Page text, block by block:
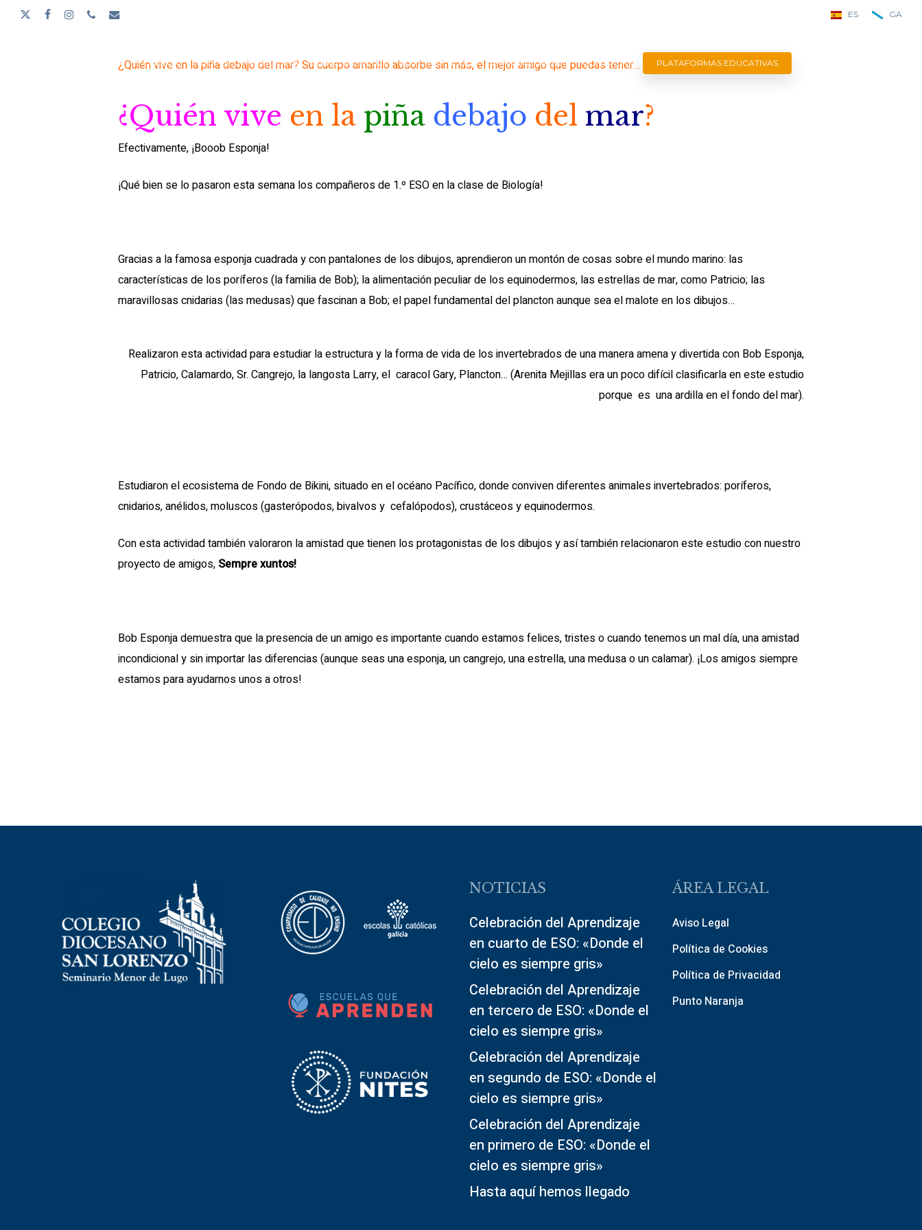
X-
FACEBOOKINSTAGRAM
PHONEEMAIL
ES GA
EL COLEGIO PROPUESTA EDUCATIVA CURSO 2026-2027 NOTICIAS Y BLOGS SEMINARIO MENOR CONTACTO PLATAFORMAS EDUCATIVAS
¿Quién vive en la piña debajo del mar? Su cuerpo amarillo absorbe sin más, el mejor amigo que puedas tener…
¿Quién vive en la piña debajo del mar?
Efectivamente, ¡Booob Esponja!
¡Qué bien se lo pasaron esta semana los compañeros de 1.º ESO en la clase de Biología!
Gracias a la famosa esponja cuadrada y con pantalones de los dibujos, aprendieron un montón de cosas sobre el mundo marino: las
características de los poríferos (la familia de Bob); la alimentación peculiar de los equinodermos, las estrellas de mar, como Patricio; las
maravillosas cnidarias (las medusas) que fascinan a Bob; el papel fundamental del plancton aunque sea el malote en los dibujos…
Realizaron esta actividad para estudiar la estructura y la forma de vida de los invertebrados de una manera amena y divertida con Bob Esponja,
Patricio, Calamardo, Sr. Cangrejo, la langosta Larry, el caracol Gary, Plancton… (Arenita Mejillas era un poco difícil clasificarla en este estudio
porque es una ardilla en el fondo del mar).
Estudiaron el ecosistema de Fondo de Bikini, situado en el océano Pacífico, donde conviven diferentes animales invertebrados: poríferos,
cnidarios, anélidos, moluscos (gasterópodos, bivalvos y cefalópodos), crustáceos y equinodermos.
Con esta actividad también valoraron la amistad que tienen los protagonistas de los dibujos y así también relacionaron este estudio con nuestro
proyecto de amigos, Sempre xuntos!
Bob Esponja demuestra que la presencia de un amigo es importante cuando estamos felices, tristes o cuando tenemos un mal día, una amistad
incondicional y sin importar las diferencias (aunque seas una esponja, un cangrejo, una estrella, una medusa o un calamar). ¡Los amigos siempre
estamos para ayudarnos unos a otros!
NOTICIAS
Celebración del Aprendizaje
en cuarto de ESO: «Donde el
cielo es siempre gris»
Celebración del Aprendizaje
en tercero de ESO: «Donde el
cielo es siempre gris»
Celebración del Aprendizaje
en segundo de ESO: «Donde el
cielo es siempre gris»
Celebración del Aprendizaje
en primero de ESO: «Donde el
cielo es siempre gris»
Hasta aquí hemos llegado
ÁREA LEGAL
Aviso Legal
Política de Cookies
Política de Privacidad
Punto Naranja